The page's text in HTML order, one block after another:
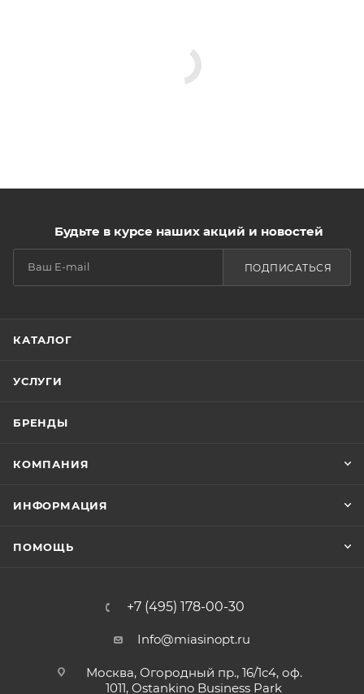
Будьте в курсе наших акций и новостей
ПОДПИСАТЬСЯ
КАТАЛОГ
УСЛУГИ
БРЕНДЫ
КОМПАНИЯ
ИНФОРМАЦИЯ
ПОМОЩЬ
+7 (495) 178-00-30
Info@miasinopt.ru
Москва, Огородный пр., 16/1с4, оф.
1011, Ostankino Business Park